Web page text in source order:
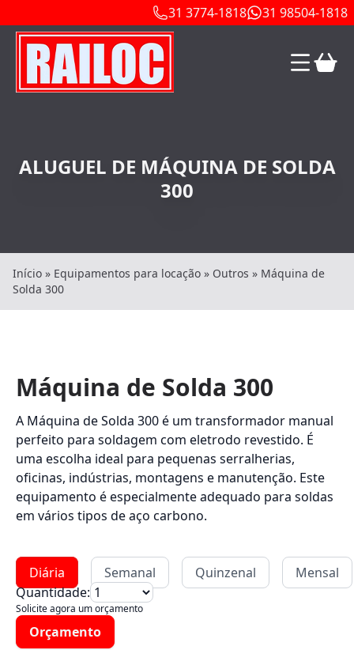
31 3774-1818 31 98504-1818
ALUGUEL DE MÁQUINA DE SOLDA
300
Início » Equipamentos para locação » Outros » Máquina de
Solda 300
Máquina de Solda 300
A Máquina de Solda 300 é um transformador manual
perfeito para soldagem com eletrodo revestido. É
uma escolha ideal para pequenas serralherias,
oficinas, indústrias, montagens e manutenção. Este
equipamento é especialmente adequado para soldas
em vários tipos de aço carbono.
Diária Semanal Quinzenal
Mensal
Quantidade:
Solicite agora um orçamento
Orçamento